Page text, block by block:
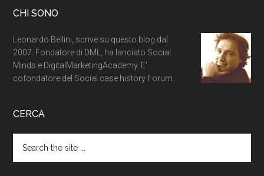
CHI SONO
Leonardo Bellini, scrive su questo blog dal
2007. Fondatore di DML, ha lanciato Social
Minds e DigitalMarketingAcademy. E'
cofondatore del Social case history Forum.
CERCA